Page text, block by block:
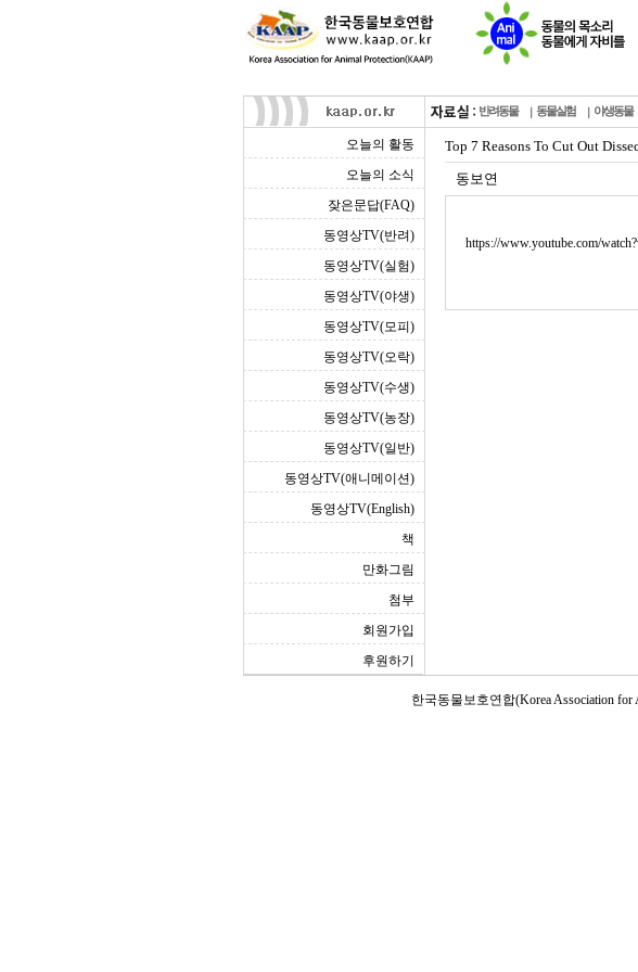
반려동물 동물실험 야생동물
오늘의 활동
오늘의 소식
잦은문답(FAQ)
동영상TV(반려)
동영상TV(실험)
동영상TV(야생)
동영상TV(모피)
동영상TV(오락)
동영상TV(수생)
동영상TV(농장)
동영상TV(일반)
동영상TV(애니메이션)
동영상TV(English)
책
만화그림
첨부
회원가입
후원하기
Top 7 Reasons To Cut Out
동보연
https://www.youtube.com/
한국동물보호연합(Korea Association for